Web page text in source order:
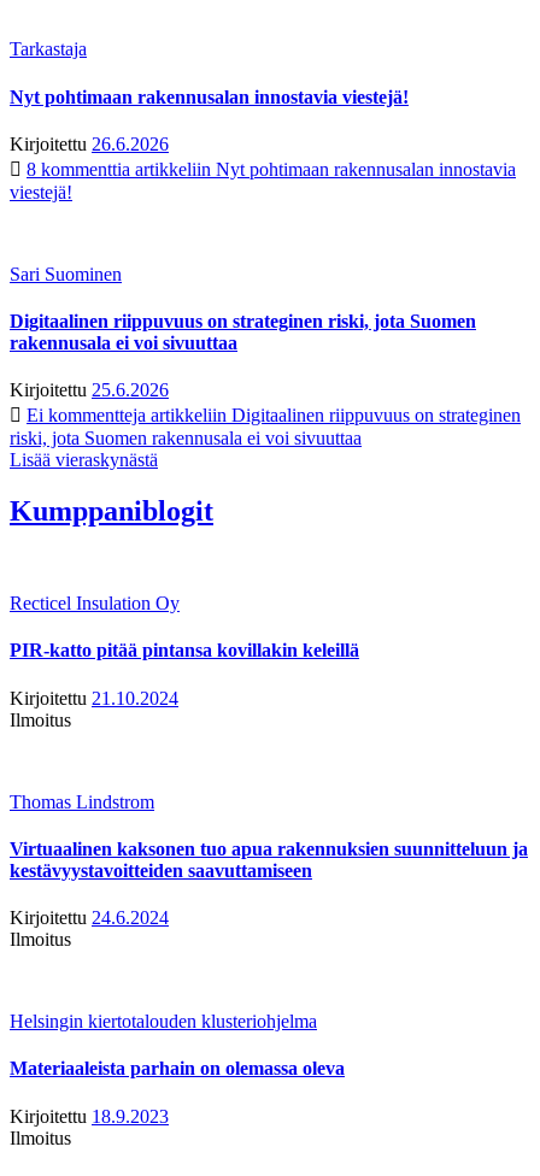
Tarkastaja
Nyt pohtimaan rakennusalan innostavia viestejä!
Kirjoitettu 26.6.2026
8 kommenttia artikkeliin Nyt pohtimaan rakennusalan innostavia
viestejä!
Sari Suominen
Digitaalinen riippuvuus on strateginen riski, jota Suomen
rakennusala ei voi sivuuttaa
Kirjoitettu 25.6.2026
Ei kommentteja artikkeliin Digitaalinen riippuvuus on strateginen
riski, jota Suomen rakennusala ei voi sivuuttaa
Lisää vieraskynästä
Kumppaniblogit
Recticel Insulation Oy
PIR-katto pitää pintansa kovillakin keleillä
Kirjoitettu 21.10.2024
Ilmoitus
Thomas Lindstrom
Virtuaalinen kaksonen tuo apua rakennuksien suunnitteluun ja
kestävyystavoitteiden saavuttamiseen
Kirjoitettu 24.6.2024
Ilmoitus
Helsingin kiertotalouden klusteriohjelma
Materiaaleista parhain on olemassa oleva
Kirjoitettu 18.9.2023
Ilmoitus